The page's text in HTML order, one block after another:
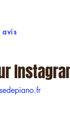
avis
Instagram